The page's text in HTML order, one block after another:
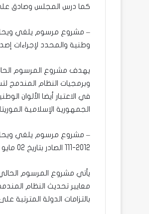
كما درس المجلس وصادق على
وطنية والمحدد لإجراءات
يهدف مشروع المرسوم
وبرمجيات النظام المندمج
الجمهورية الإسلامية
2012-111 الصادر بتاريخ 02 مايو 2012 المنظم لوثائق السفر.
يأتي مشروع المرسوم
معايير تحديث النظام
بالتزامات الدولة المترتبة على المصادقة على اتفاقية